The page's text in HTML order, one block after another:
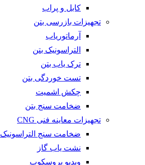
کابل و پراب
تجهیزات بازرسی بتن
آرماتوریاب
التراسونیک بتن
ترک یاب بتن
تست خوردگی بتن
چکش اشمیت
ضخامت سنج بتن
تجهیزات معاینه فنی CNG
ضخامت سنج التراسونیک
نشت یاب گاز
ویدیو بروسکوپ